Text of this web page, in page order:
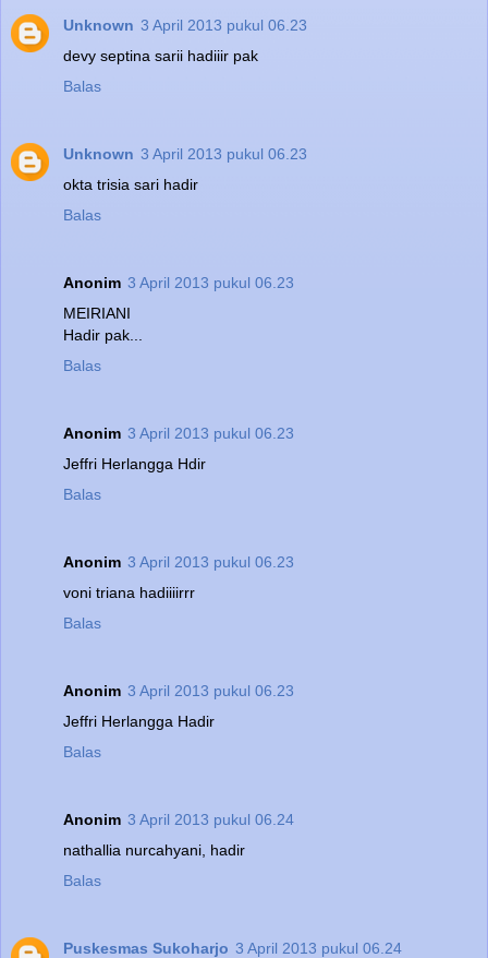
Unknown 3 April 2013 pukul 06.23
devy septina sarii hadiiir pak
Balas
Unknown 3 April 2013 pukul 06.23
okta trisia sari hadir
Balas
Anonim 3 April 2013 pukul 06.23
MEIRIANI
Hadir pak...
Balas
Anonim 3 April 2013 pukul 06.23
Jeffri Herlangga Hdir
Balas
Anonim 3 April 2013 pukul 06.23
voni triana hadiiiirrr
Balas
Anonim 3 April 2013 pukul 06.23
Jeffri Herlangga Hadir
Balas
Anonim 3 April 2013 pukul 06.24
nathallia nurcahyani, hadir
Balas
Puskesmas Sukoharjo 3 April 2013 pukul 06.24